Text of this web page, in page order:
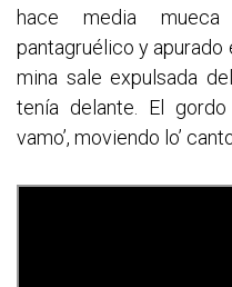
hace media
pantagruélico y apurado
mina sale expulsada
tenía delante. El
vamo’, moviendo lo’